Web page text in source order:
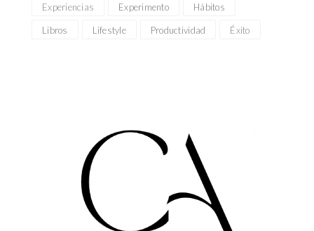
Experiencias Experimento Hábitos
Libros Lifestyle Productividad Éxito